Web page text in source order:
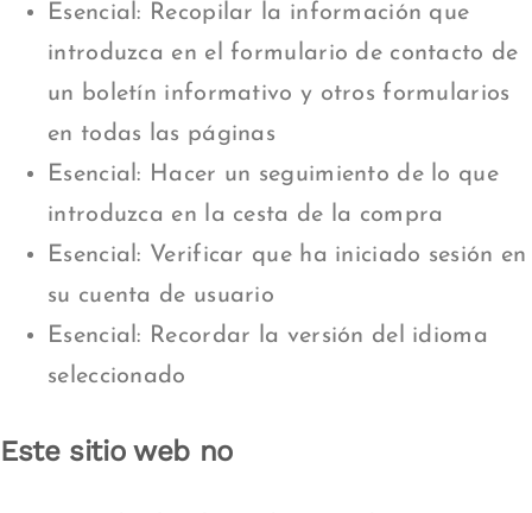
Esencial: Recopilar la información que
introduzca en el formulario de contacto de
un boletín informativo y otros formularios
en todas las páginas
Esencial: Hacer un seguimiento de lo que
introduzca en la cesta de la compra
Esencial: Verificar que ha iniciado sesión en
su cuenta de usuario
Esencial: Recordar la versión del idioma
seleccionado
Este sitio web no